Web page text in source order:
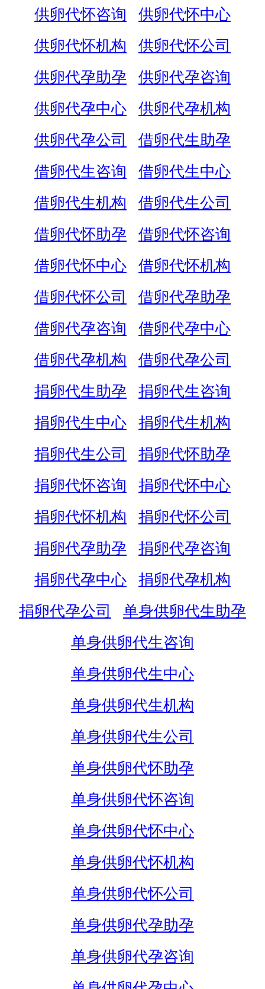
供卵代怀咨询
供卵代怀中心
供卵代怀机构
供卵代怀公司
供卵代孕助孕
供卵代孕咨询
供卵代孕中心
供卵代孕机构
供卵代孕公司
借卵代生助孕
借卵代生咨询
借卵代生中心
借卵代生机构
借卵代生公司
借卵代怀助孕
借卵代怀咨询
借卵代怀中心
借卵代怀机构
借卵代怀公司
借卵代孕助孕
借卵代孕咨询
借卵代孕中心
借卵代孕机构
借卵代孕公司
捐卵代生助孕
捐卵代生咨询
捐卵代生中心
捐卵代生机构
捐卵代生公司
捐卵代怀助孕
捐卵代怀咨询
捐卵代怀中心
捐卵代怀机构
捐卵代怀公司
捐卵代孕助孕
捐卵代孕咨询
捐卵代孕中心
捐卵代孕机构
捐卵代孕公司
单身供卵代生助孕
单身供卵代生咨询
单身供卵代生中心
单身供卵代生机构
单身供卵代生公司
单身供卵代怀助孕
单身供卵代怀咨询
单身供卵代怀中心
单身供卵代怀机构
单身供卵代怀公司
单身供卵代孕助孕
单身供卵代孕咨询